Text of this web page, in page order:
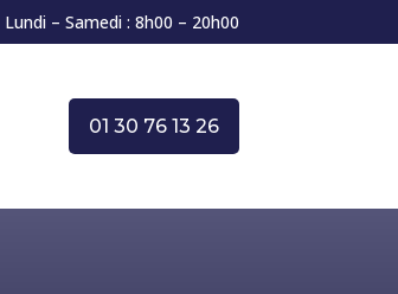
Lundi – Samedi : 8h00 – 20h00
01 30 76 13 26